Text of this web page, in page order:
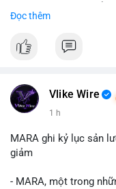
mục chứng chỉ cho tài
và phát triển thị trường
#vlikevn #titanbot
📰 Nguồn: CoinDesk
Đọc thêm
Vlike Wire
1 h
MARA ghi kỷ lục sản
giảm
- MARA, một trong